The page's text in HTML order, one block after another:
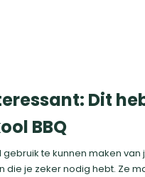
Dit
BBQ
te kunnen maken
die je zeker nodig hebt. Ze